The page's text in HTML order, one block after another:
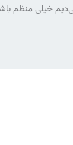
خیلی منظم